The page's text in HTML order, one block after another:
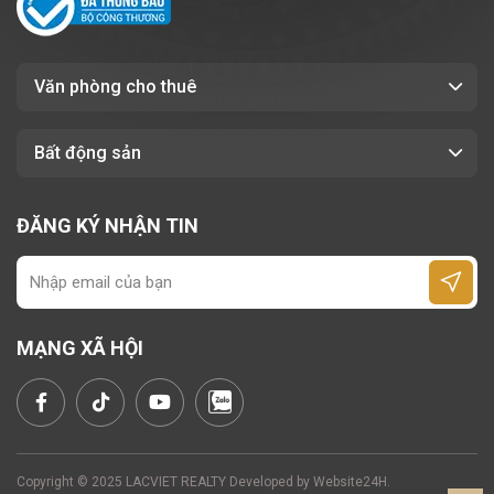
Cơ sở vật chất hiện đại, quản lý tòa nhà
6. Kết luận
Phường An Khánh
tưởng cho các doanh nghiệp đang tìm kiếm
phòng cho thuê trung tâm TP.HCM
Văn phòng cho thuê
Bất động sản
ĐĂNG KÝ NHẬN TIN
MẠNG XÃ HỘI
Copyright © 2025 LACVIET REALTY Developed by Website24H .